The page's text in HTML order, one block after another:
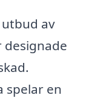
av
spelar en